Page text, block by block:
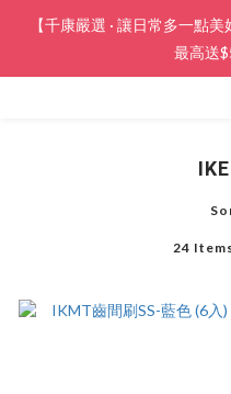
【千康嚴選 · 讓日常多一點
最高送
24